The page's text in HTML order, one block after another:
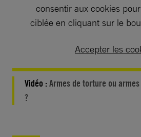
consentir aux cookies
ciblée en cliquant sur le
Accepter les
Vidéo : Armes de torture ou
?